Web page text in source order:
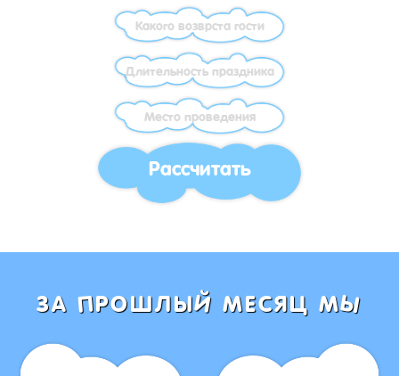
Рассчитать
ЗА ПРОШЛЫЙ МЕСЯЦ МЫ